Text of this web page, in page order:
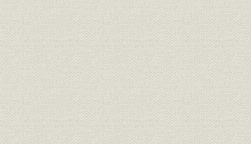
第3節 完成
1. こだわった外壁
2. 竣工、鍵1000本
第4節 引っ越し大作戦